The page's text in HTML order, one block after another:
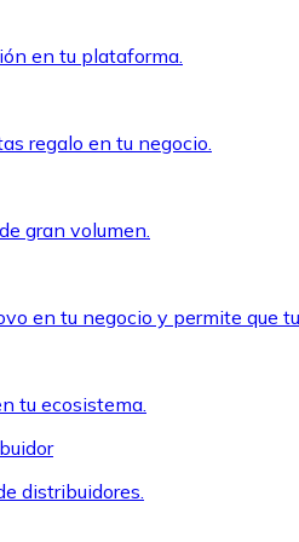
en tu plataforma.
regalo en tu negocio.
gran volumen.
en tu negocio y permite que
tu ecosistema.
distribuidores.